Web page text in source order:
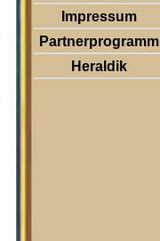
Impressum
Partnerprogramm
Heraldik